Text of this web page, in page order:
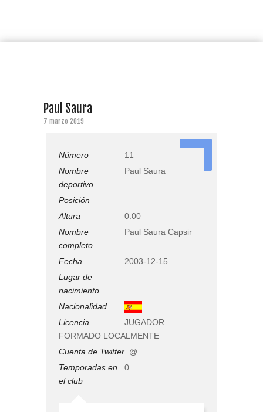
Paul Saura
7 marzo 2019
Número
11
Nombre
deportivo
Paul Saura
Posición
Altura
0.00
Nombre
completo
Paul Saura Capsir
Fecha
2003-12-15
Lugar de
nacimiento
Nacionalidad
Licencia
JUGADOR
FORMADO LOCALMENTE
Cuenta de Twitter @
Temporadas en
el club
0